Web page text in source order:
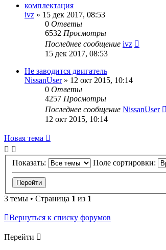
комплектация
ivz » 15 дек 2017, 08:53
0 Ответы
6532 Просмотры
Последнее сообщение ivz
15 дек 2017, 08:53
Не заводится двигатель
NissanUser» 12 окт 2015, 10:14
0 Ответы
4257 Просмотры
Последнее сообщение NissanUser
12 окт 2015, 10:14
Новая тема
Показать: Поле сортировки:
3 темы • Страница 1 из 1
Вернуться к списку форумов
Перейти